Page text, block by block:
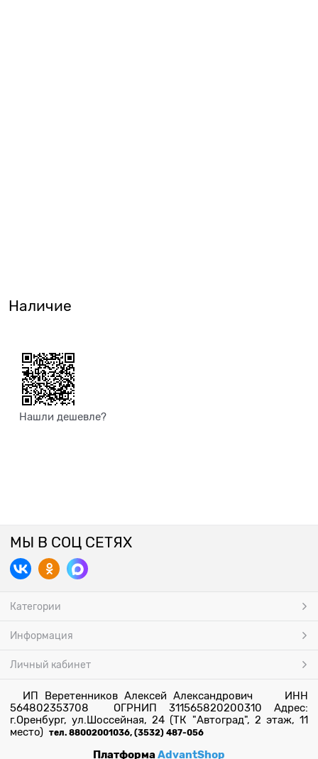
Наличие
Нашли дешевле?
МЫ В СОЦ СЕТЯХ
Категории
Информация
Личный кабинет
ИП Веретенников Алексей Александрович ИНН
564802353708 ОГРНИП 311565820200310 Адрес:
г.Оренбург, ул.Шоссейная, 24 (ТК "Автоград", 2 этаж, 11
место) тел. 88002001036, (3532) 487-056
ПлатформаAdvantShop